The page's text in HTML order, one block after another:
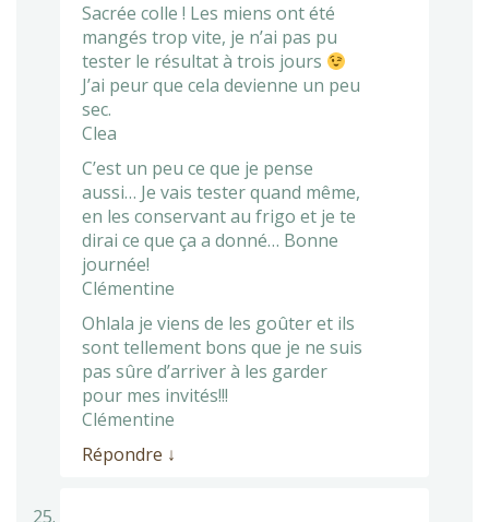
Sacrée colle ! Les miens ont été
mangés trop vite, je n’ai pas pu
tester le résultat à trois jours
J’ai peur que cela devienne un peu
sec.
Clea
C’est un peu ce que je pense
aussi… Je vais tester quand même,
en les conservant au frigo et je te
dirai ce que ça a donné… Bonne
journée!
Clémentine
Ohlala je viens de les goûter et ils
sont tellement bons que je ne suis
pas sûre d’arriver à les garder
pour mes invités!!!
Clémentine
Répondre ↓